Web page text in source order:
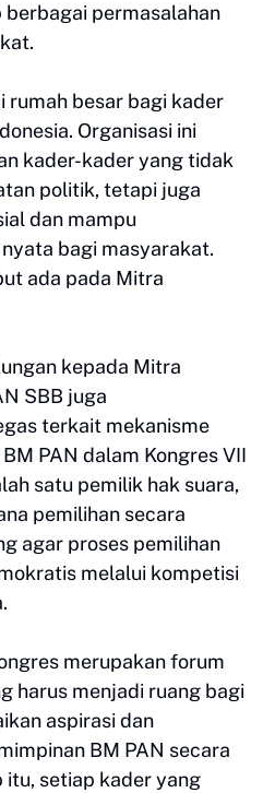
permasalahan
rumah besar bagi kader
Organisasi ini
kader-kader yang tidak
politik, tetapi juga
dan mampu
bagi masyarakat.
ada pada Mitra
kepada Mitra
SBB juga
terkait mekanisme
PAN dalam Kongres VII
satu pemilik hak suara,
pemilihan secara
agar proses pemilihan
melalui kompetisi
merupakan forum
harus menjadi ruang bagi
aspirasi dan
BM PAN secara
itu, setiap kader yang